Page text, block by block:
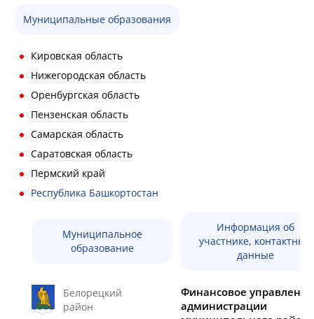
Муниципальные образования
Кировская область
Нижегородская область
Оренбургская область
Пензенская область
Самарская область
Саратовская область
Пермский край
Республика Башкортостан
Муниципальное
образование
Информация об
участнике, контактные
данные
Белорецкий
район
Финансовое управление
администрации